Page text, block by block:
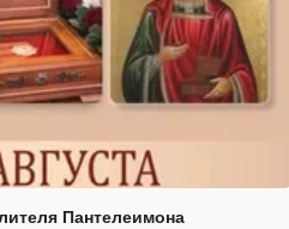
Пантелеимона